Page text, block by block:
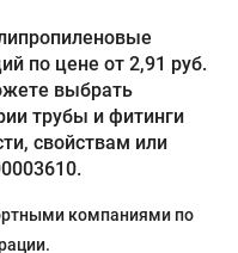
по цене от 2,91 руб.
выбрать
трубы и фитинги
свойствам или
компаниями по